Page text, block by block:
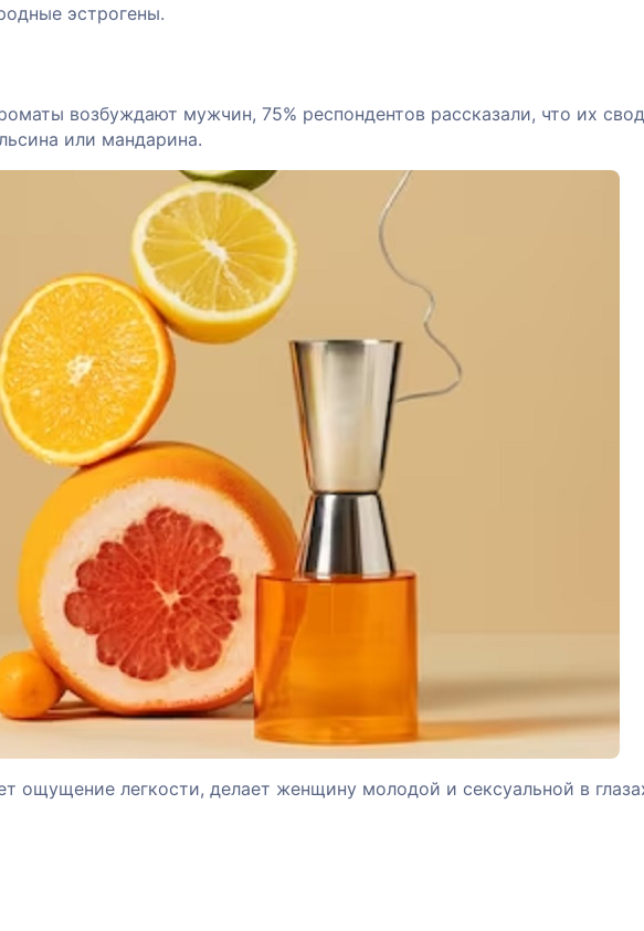
эстрогены.
возбуждают мужчин, 75% респондентов рассказали, что их
или мандарина.
ощущение легкости, делает женщину молодой и сексуальной в